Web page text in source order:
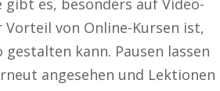
es, besonders auf Video-
von Online-Kursen ist,
kann. Pausen lassen
angesehen und Lektionen